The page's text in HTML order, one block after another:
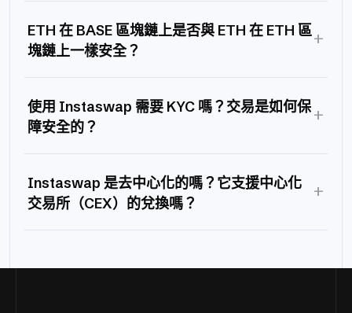
ETH 在 BASE 區塊鏈上是否與 ETH 在 ETH 區
塊鏈上一樣安全？
+
使用 Instaswap 需要 KYC 嗎？交易是如何保
障安全的？
+
Instaswap 是去中心化的嗎？它支援中心化
交易所（CEX）的兌換嗎？
+